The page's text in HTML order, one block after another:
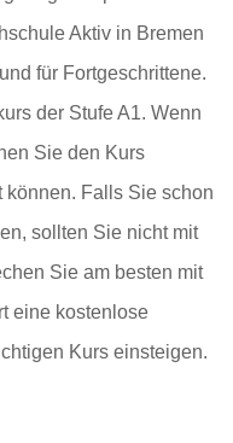
Aktiv in Bremen
für Fortgeschrittene.
der Stufe A1. Wenn
Sie den Kurs
können. Falls Sie schon
sollten Sie nicht mit
Sie am besten mit
eine kostenlose
Kurs einsteigen.